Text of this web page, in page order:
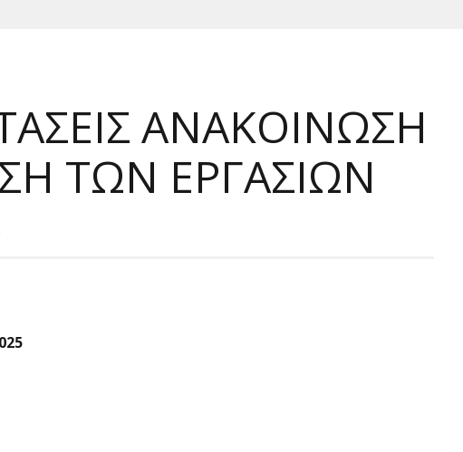
ΑΝΑΚΟΙΝΩΣΗ
ΤΩΝ ΕΡΓΑΣΙΩΝ